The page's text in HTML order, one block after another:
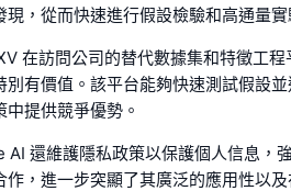
，從而快速進行假設檢驗和高通量實
在訪問公司的替代數據集和特徵工
有價值。該平台能夠快速測試假設
提供競爭優勢。
還維護隱私政策以保護個人信息，
，進一步突顯了其廣泛的應用性以